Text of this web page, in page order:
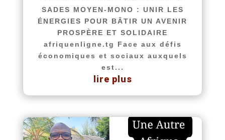
SADES MOYEN-MONO : UNIR LES
ÉNERGIES POUR BÂTIR UN AVENIR
PROSPÈRE ET SOLIDAIRE
afriquenligne.tg Face aux défis
économiques et sociaux auxquels
est...
lire plus